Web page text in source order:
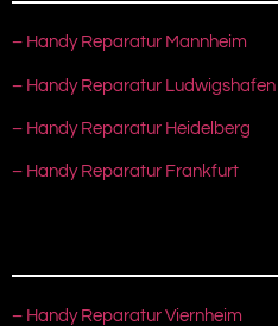
– Handy Reparatur Mannheim
– Handy Reparatur Ludwigshafen
– Handy Reparatur Heidelberg
– Handy Reparatur Frankfurt
– Handy Reparatur Viernheim